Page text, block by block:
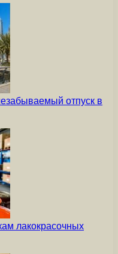
отпуск в
лакокрасочных